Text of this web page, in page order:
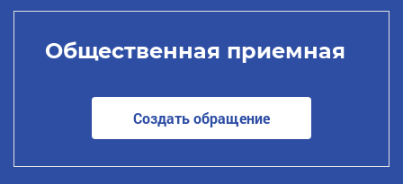
Общественная приемная
Создать обращение